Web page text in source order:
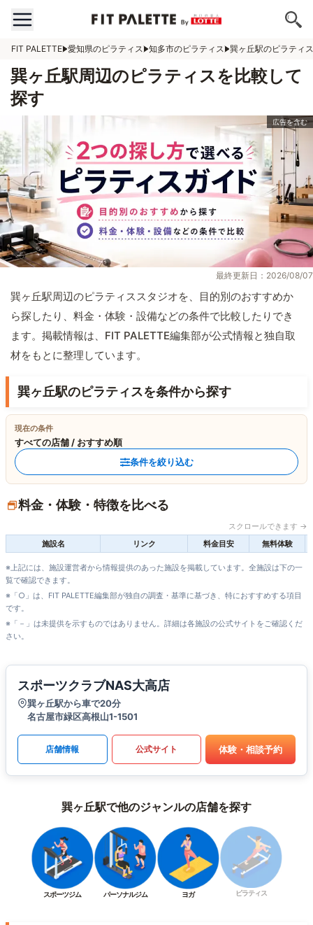
FIT PALETTE 愛知県のピラティス 知多市のピラティス 巽ヶ丘駅のピラティス
巽ヶ丘駅周辺のピラティスを比較して
探す
最終更新日：2026/08/07
巽ヶ丘駅周辺のピラティススタジオを、目的別のおすすめか
ら探したり、料金・体験・設備などの条件で比較したりでき
ます。掲載情報は、FIT PALETTE編集部が公式情報と独自取
材をもとに整理しています。
巽ヶ丘駅のピラティスを条件から探す
現在の条件
すべての店舗 / おすすめ順
条件を絞り込む
料金・体験・特徴を比べる
スクロールできます →
施設名
リンク 料金目安 無料体験
※上記には、施設運営者から情報提供のあった施設を掲載しています。全施設は下の一
覧で確認できます。
※「○」は、FIT PALETTE編集部が独自の調査・基準に基づき、特におすすめする項目
です。
※「－」は未提供を示すものではありません。詳細は各施設の公式サイトをご確認くだ
さい。
スポーツクラブNAS大高店
巽ヶ丘駅から車で20分
名古屋市緑区高根山1-1501
店舗情報 公式サイト 体験・相談予約
巽ヶ丘駅で他のジャンルの店舗を探す
スポーツジム パーソナルジム ヨガ ピラティス